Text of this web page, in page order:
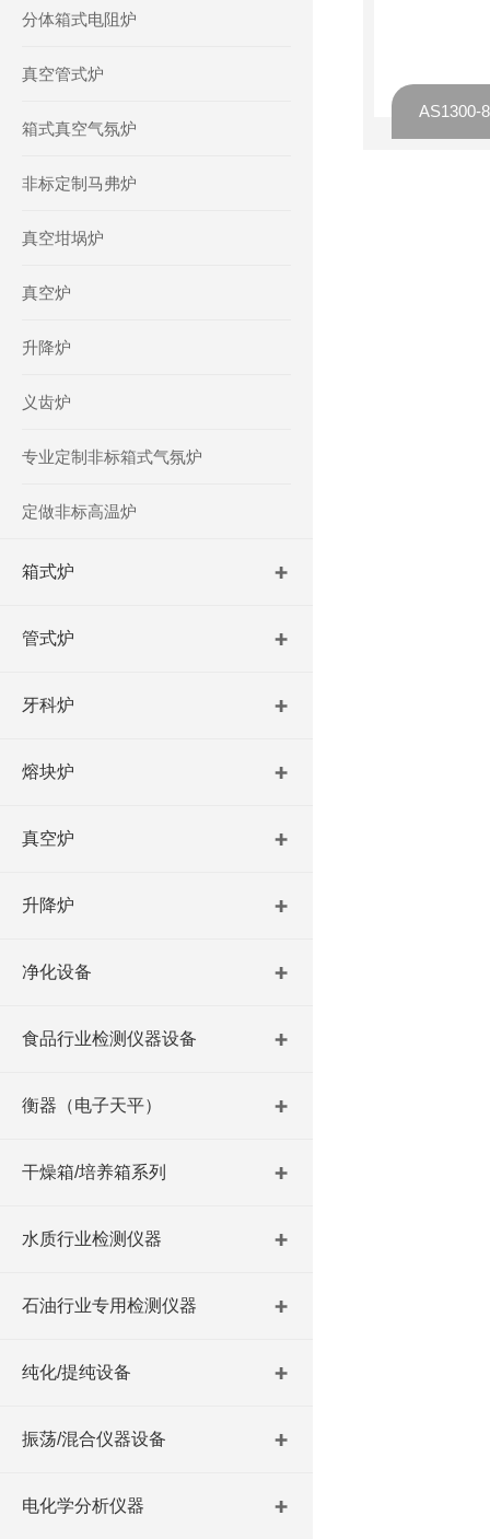
分体箱式电阻炉
真空管式炉
箱式真空气氛炉
非标定制马弗炉
真空坩埚炉
真空炉
升降炉
义齿炉
专业定制非标箱式气氛炉
定做非标高温炉
箱式炉
管式炉
牙科炉
熔块炉
真空炉
升降炉
净化设备
食品行业检测仪器设备
衡器（电子天平）
干燥箱/培养箱系列
水质行业检测仪器
石油行业专用检测仪器
纯化/提纯设备
振荡/混合仪器设备
电化学分析仪器